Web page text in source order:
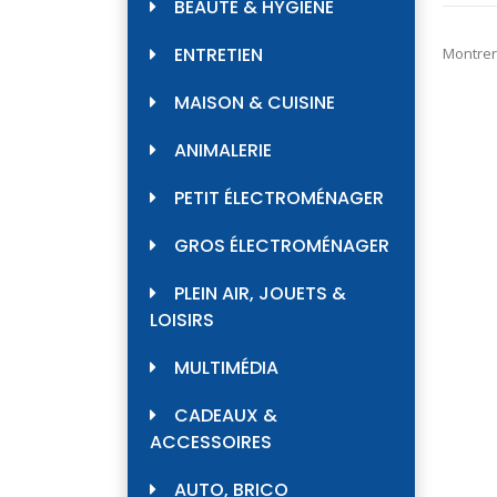
BEAUTÉ & HYGIÈNE
ENTRETIEN
MAISON & CUISINE
ANIMALERIE
PETIT ÉLECTROMÉNAGER
GROS ÉLECTROMÉNAGER
PLEIN AIR, JOUETS &
LOISIRS
MULTIMÉDIA
CADEAUX &
ACCESSOIRES
AUTO, BRICO